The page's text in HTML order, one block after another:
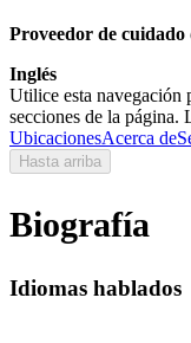
Proveedor de cuidado
Inglés
Utilice esta navegación
secciones de la página.
UbicacionesAcerca de
Hasta arriba
Biografía
Idiomas hablados